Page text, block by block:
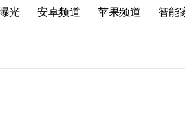
光 安卓频道 苹果频道 智能